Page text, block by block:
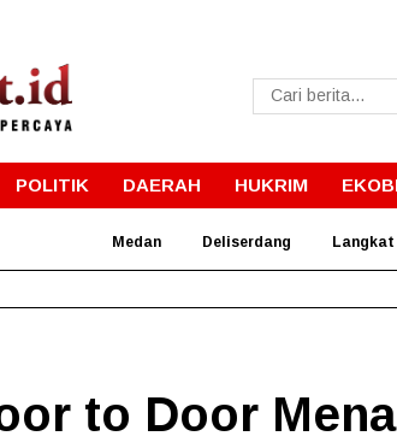
POLITIK DAERAH HUKRIM
Medan Deliserdang Langkat
to Door